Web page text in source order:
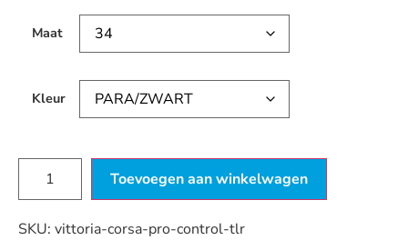
Maat
Kleur
Toevoegen aan winkelwagen
SKU: vittoria-corsa-pro-control-tlr